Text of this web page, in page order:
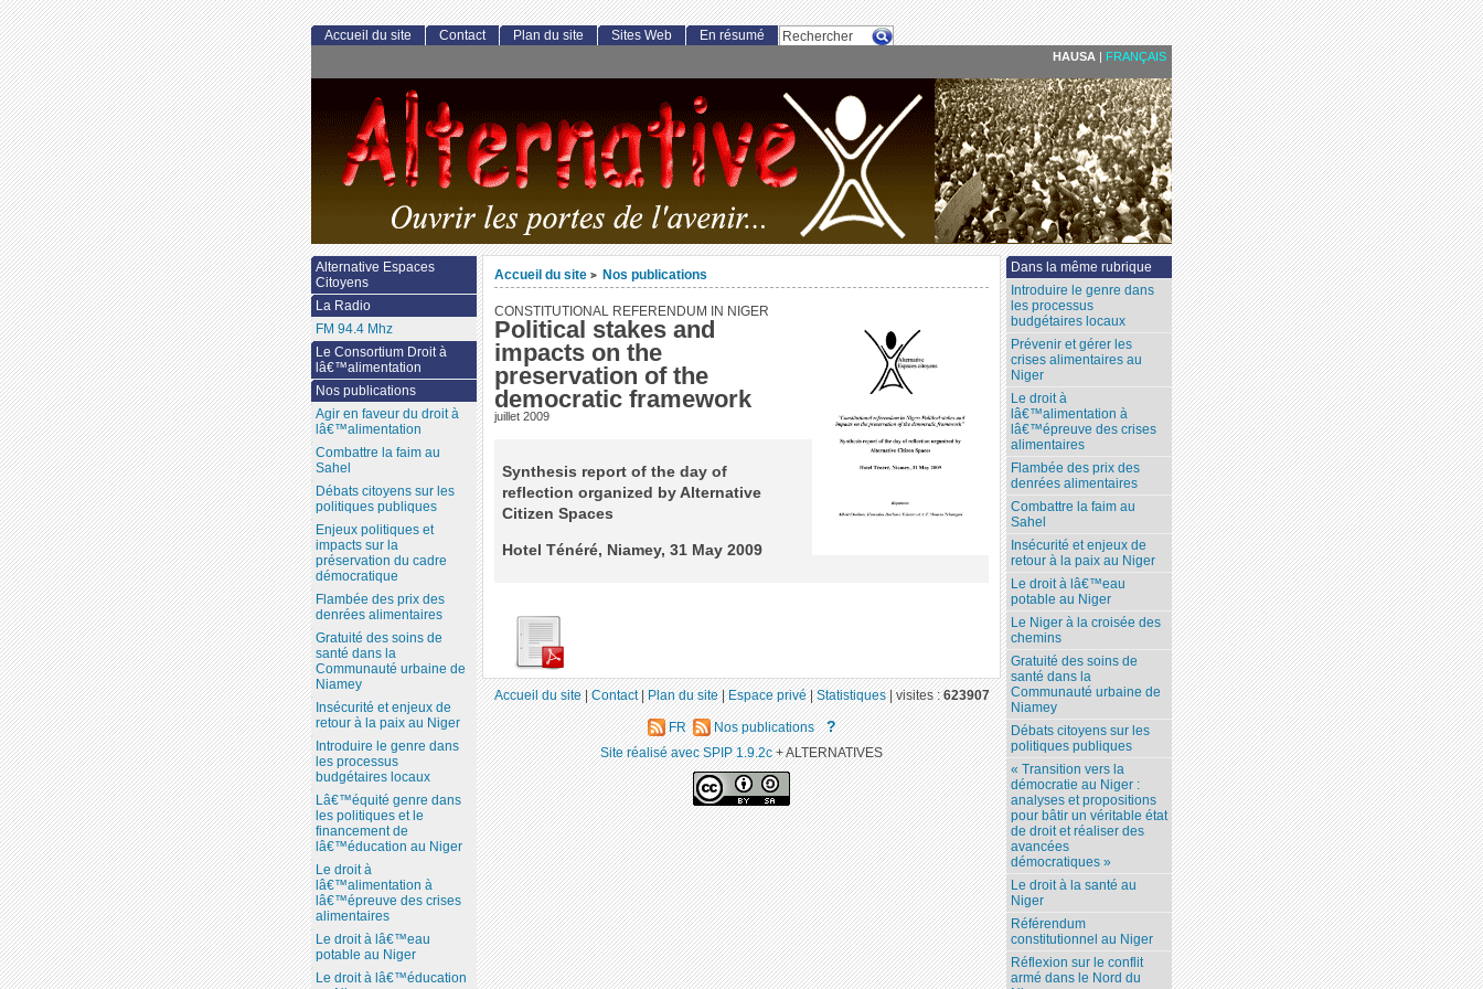
Accueil du site > Nos publications
CONSTITUTIONAL REFERENDUM IN NIGER
Political stakes and
impacts on the
preservation of the
democratic framework
juillet 2009
Synthesis report of the day of
reflection organized by Alternative
Citizen Spaces
Hotel Ténéré, Niamey, 31 May 2009
Dans la même rubrique
Introduire le genre dans
les processus
budgétaires locaux
Prévenir et gérer les
crises alimentaires au
Niger
Le droit à
lâ€™alimentation à
lâ€™épreuve des crises
alimentaires
Flambée des prix des
denrées alimentaires
Combattre la faim au
Sahel
Insécurité et enjeux de
retour à la paix au Niger
Le droit à lâ€™eau
potable au Niger
Le Niger à la croisée des
chemins
Gratuité des soins de
santé dans la
Communauté urbaine de
Niamey
Débats citoyens sur les
politiques publiques
« Transition vers la
démocratie au Niger :
analyses et propositions
pour bâtir un véritable état
de droit et réaliser des
avancées
démocratiques »
Le droit à la santé au
Niger
Référendum
constitutionnel au Niger
Réflexion sur le conflit
armé dans le Nord du
Accueil du site Contact Plan du site Sites Web En résumé
Alternative Espaces
Citoyens
La Radio
FM 94.4 Mhz
Le Consortium Droit à
lâ€™alimentation
Nos publications
Agir en faveur du droit à
lâ€™alimentation
Combattre la faim au
Sahel
Débats citoyens sur les
politiques publiques
Enjeux politiques et
impacts sur la
préservation du cadre
démocratique
Flambée des prix des
denrées alimentaires
Gratuité des soins de
santé dans la
Communauté urbaine de
Niamey
Insécurité et enjeux de
retour à la paix au Niger
Introduire le genre dans
les processus
budgétaires locaux
Lâ€™équité genre dans
les politiques et le
financement de
lâ€™éducation au Niger
Le droit à
lâ€™alimentation à
lâ€™épreuve des crises
alimentaires
Le droit à lâ€™eau
potable au Niger
Le droit à lâ€™éducation
Accueil du site|Contact|Plan du site|Espace privé|Statistiques|visites :623907
FR Nos publications ?
Site réalisé avec SPIP 1.9.2c+ ALTERNATIVES
HAUSA FRANÇAIS